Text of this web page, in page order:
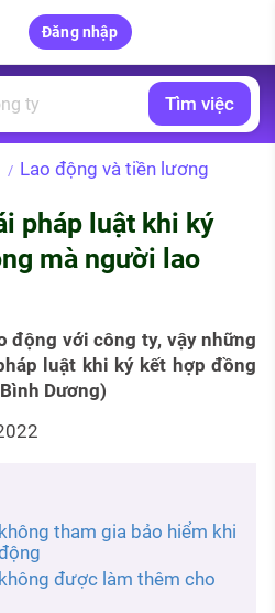
Đăng nhập
Tìm việc
/ Lao động và tiền lương
pháp luật khi ký
mà người lao
động với công ty, vậy những
luật khi ký kết hợp đồng
Dương)
tham gia bảo hiểm khi
được làm thêm cho